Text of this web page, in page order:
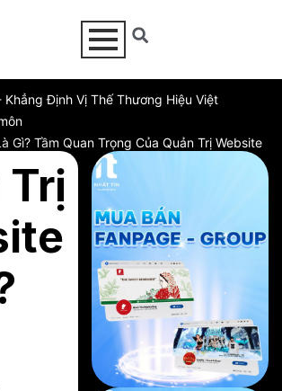
Định Vị Thế Thương Hiệu Việt
Gì? Tầm Quan Trọng Của Quản Trị Website
Trị